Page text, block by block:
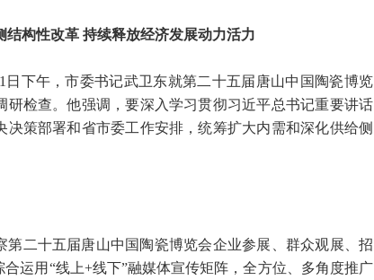
结构性改革 持续释放经济发展动力活力
日下午，市委书记武卫东就第二十五届唐山中国陶瓷博览
检查。他强调，要深入学习贯彻习近平总书记重要讲话
策部署和省市委工作安排，统筹扩大内需和深化供给侧
二十五届唐山中国陶瓷博览会企业参展、群众观展、招
运用“线上+线下”融媒体宣传矩阵，全方位、多角度推广